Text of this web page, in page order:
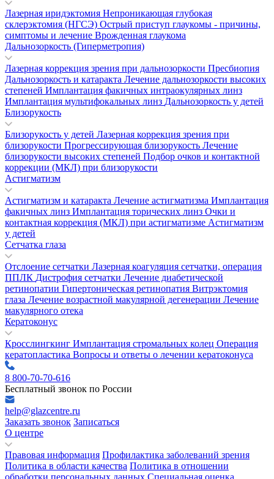
Лазерная иридэктомия Непроникающая глубокая
склерэктомия (НГСЭ) Острый приступ глаукомы - причины,
симптомы и лечение Врожденная глаукома
Дальнозоркость (Гиперметропия)
Лазерная коррекция зрения при дальнозоркости Пресбиопия
Дальнозоркость и катаракта Лечение дальнозоркости высоких
степеней Имплантация факичных интраокулярных линз
Имплантация мультифокальных линз Дальнозоркость у детей
Близорукость
Близорукость у детей Лазерная коррекция зрения при
близорукости Прогрессирующая близорукость Лечение
близорукости высоких степеней Подбор очков и контактной
коррекции (МКЛ) при близорукости
Астигматизм
Астигматизм и катаракта Лечение астигматизма Имплантация
факичных линз Имплантация торических линз Очки и
контактная коррекция (МКЛ) при астигматизме Астигматизм
у детей
Сетчатка глаза
Отслоение сетчатки Лазерная коагуляция сетчатки, операция
ППЛК Дистрофия сетчатки Лечение диабетической
ретинопатии Гипертоническая ретинопатия Витрэктомия
глаза Лечение возрастной макулярной дегенерации Лечение
макулярного отека
Кератоконус
Кросслингкинг Имплантация стромальных колец Операция
кератопластика Вопросы и ответы о лечении кератоконуса
8 800-70-70-616
Бесплатный звонок по России
help@glazcentre.ru
Заказать звонок Записаться
О центре
Правовая информация Профилактика заболеваний зрения
Политика в области качества Политика в отношении
обработки персональных данных Специальная оценка